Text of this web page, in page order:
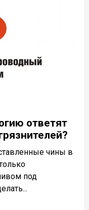
ответят
чины в
под